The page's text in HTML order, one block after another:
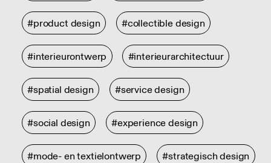
#product design #collectible design
#interieurontwerp #interieurarchitectuur
#spatial design #service design
#social design #experience design
#mode- en textielontwerp #strategisch design